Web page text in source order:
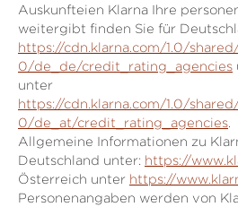
Auskunfteien Klarna Ihre
weitergibt finden Sie für
https://cdn.klarna.com/1.0/
0/de_de/credit_rating_agencies
unter
https://cdn.klarna.com/1.0/
0/de_at/credit_rating_agencies.
Allgemeine Informationen zu
Deutschland unter: https://
Österreich unter https://
Personenangaben werden von